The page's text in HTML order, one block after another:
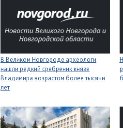
В Великом Новгороде археологи
нашли редкий сребреник князя
Владимира возрастом более тысячи
лет